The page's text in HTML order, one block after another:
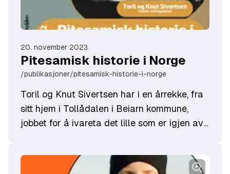
20. november 2023
Pitesamisk historie i Norge
/publikasjoner/pitesamisk-historie-i-norge
​Toril og Knut Sivertsen har i en årrekke, fra
sitt hjem i Tollådalen i Beiarn kommune,
jobbet for å ivareta det lille som er igjen av
ikke minst registrering av eldre samiske